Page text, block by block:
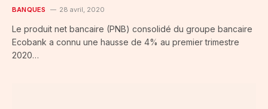
BANQUES 28 avril, 2020
Le produit net bancaire (PNB) consolidé du groupe bancaire
Ecobank a connu une hausse de 4% au premier trimestre
2020…